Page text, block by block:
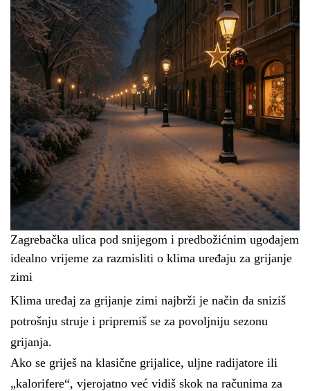
Zagrebačka ulica pod snijegom i predbožićnim ugođajem
idealno vrijeme za razmisliti o klima uređaju za grijanje
zimi
Klima uređaj za grijanje zimi najbrži je način da sniziš
potrošnju struje i pripremiš se za povoljniju sezonu
grijanja.
Ako se griješ na klasične grijalice, uljne radijatore ili
„kalorifere“, vjerojatno već vidiš skok na računima za